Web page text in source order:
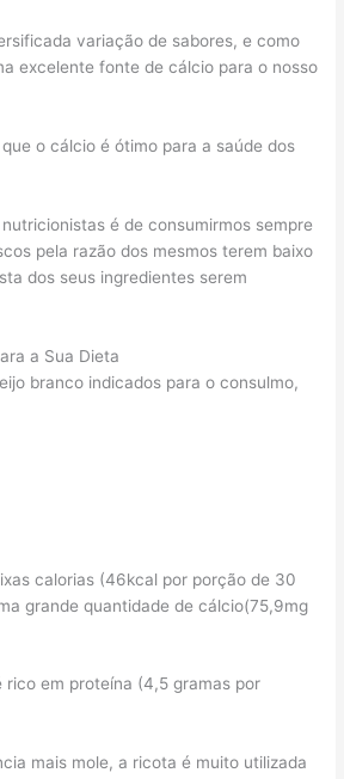
variação de sabores, e como
excelente fonte de cálcio para o nosso
o cálcio é ótimo para a saúde dos
é de consumirmos sempre
pela razão dos mesmos terem baixo
dos seus ingredientes serem
a Sua Dieta
branco indicados para o consulmo,
calorias (46kcal por porção de 30
grande quantidade de cálcio(75,9mg
rico em proteína (4,5 gramas por
mais mole, a ricota é muito utilizada